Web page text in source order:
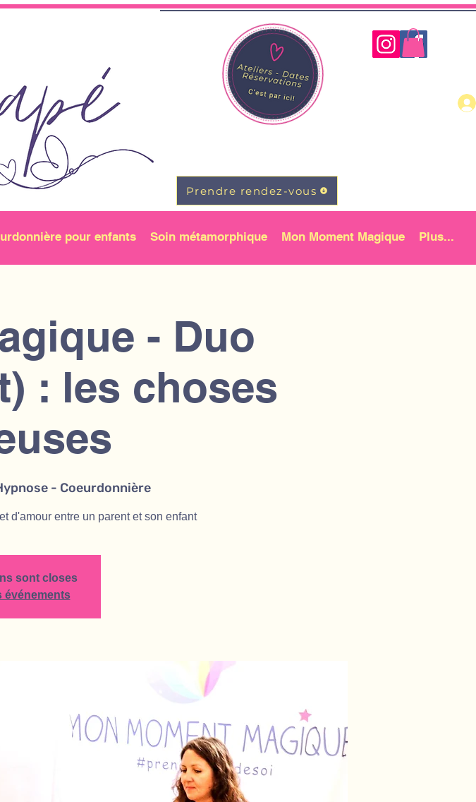
Prendre rendez-vous
pour enfants Soin métamorphique Mon Moment Magique Plus...
- Duo
: les choses
- Coeurdonnière
d'amour entre un parent et son enfant
sont closes
événements